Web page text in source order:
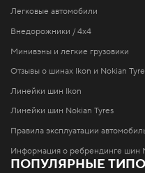
Легковые автомобили
Внедорожники / 4x4
Минивэны и легкие грузовики
Отзывы о шинах Ikon и Nokian
Линейки шин Ikon
Линейки шин Nokian Tyres
Правила эксплуатации
Информация о ребрендинге шин
ПОПУЛЯРНЫЕ